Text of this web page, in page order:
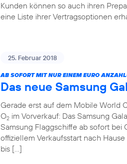
Kunden können so auch ihren
eine Liste ihrer Vertragsoptionen
25. Februar 2018
AB SOFORT MIT NUR EINEM EURO
Das neue Samsung
Gerade erst auf dem Mobile World
O2 im Vorverkauf: Das Samsung
Samsung Flaggschiffe ab sofort bei
offiziellem Verkaufsstart nach
bis […]